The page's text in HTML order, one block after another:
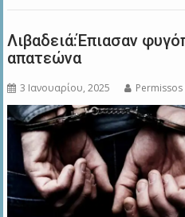
Λιβαδειά:Έπιασαν
απατεώνα
3 Ιανουαρίου, 2025